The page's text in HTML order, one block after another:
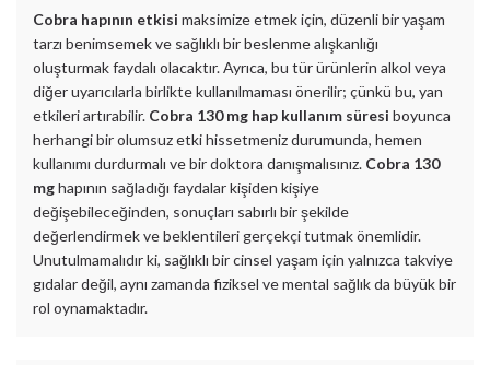
Cobra hapının etkisi maksimize etmek için, düzenli bir yaşam
tarzı benimsemek ve sağlıklı bir beslenme alışkanlığı
oluşturmak faydalı olacaktır. Ayrıca, bu tür ürünlerin alkol veya
diğer uyarıcılarla birlikte kullanılmaması önerilir; çünkü bu, yan
etkileri artırabilir. Cobra 130 mg hap kullanım süresi boyunca
herhangi bir olumsuz etki hissetmeniz durumunda, hemen
kullanımı durdurmalı ve bir doktora danışmalısınız. Cobra 130
mghapının sağladığı faydalar kişiden kişiye
değişebileceğinden, sonuçları sabırlı bir şekilde
değerlendirmek ve beklentileri gerçekçi tutmak önemlidir.
Unutulmamalıdır ki, sağlıklı bir cinsel yaşam için yalnızca takviye
gıdalar değil, aynı zamanda fiziksel ve mental sağlık da büyük bir
rol oynamaktadır.